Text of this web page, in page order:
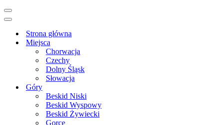
Menu
nawigacji
Menu
nawigacjiStrona główna
Miejsca
Chorwacja
Czechy
Dolny Śląsk
Słowacja
Góry
Beskid Niski
Beskid Wyspowy
Beskid Żywiecki
Gorce